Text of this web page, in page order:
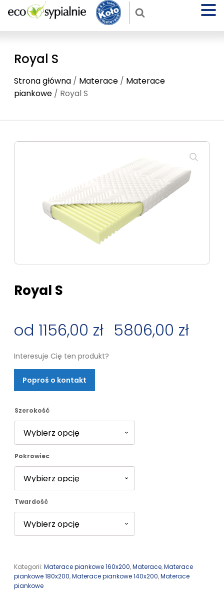
Royal S
Strona główna / Materace / Materace
piankowe / Royal S
Royal S
1156,00 zł 5806,00 zł
Zakres
cen:
od
1156,00 zł
do
5806,00 zł
Interesuje Cię ten produkt?
Poproś o kontakt
Szerokość
Pokrowiec
Twardość
Kategorii: Materace piankowe 160x200,Materace,Materace
piankowe 180x200,Materace piankowe 140x200,Materace
piankowe